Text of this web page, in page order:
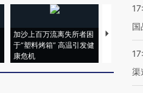
加沙上百万流离失所者困
于“塑料烤箱” 高温引发健
康危机
视线｜
心“花钱找
国
渠